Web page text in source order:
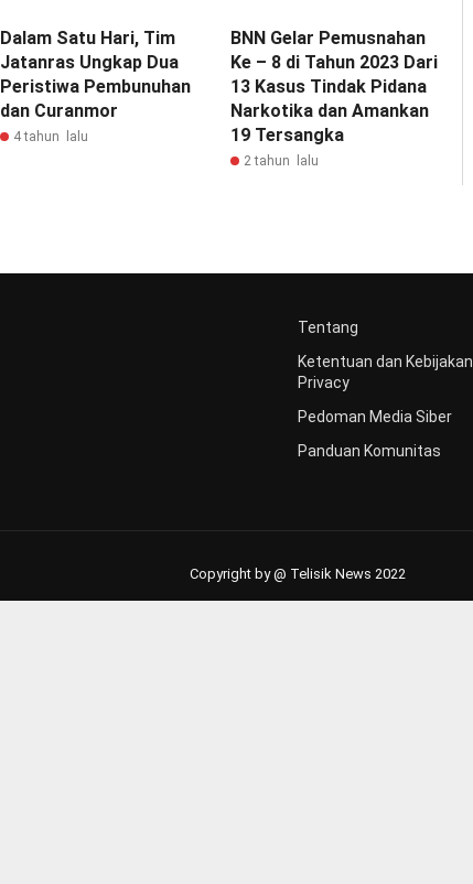
Dalam Satu Hari, Tim
Jatanras Ungkap Dua
Peristiwa Pembunuhan
dan Curanmor
4 tahun lalu
BNN Gelar Pemusnahan
Ke – 8 di Tahun 2023 Dari
13 Kasus Tindak Pidana
Narkotika dan Amankan
19 Tersangka
2 tahun lalu
Tentang
Ketentuan dan Kebijakan
Privacy
Pedoman Media Siber
Panduan Komunitas
Copyright by @ Telisik News 2022